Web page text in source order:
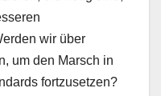
wir über
um den Marsch in
fortzusetzen?